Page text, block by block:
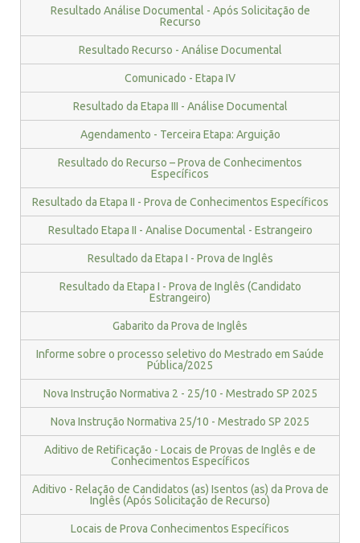
Resultado Análise Documental - Após Solicitação de
Recurso
Resultado Recurso - Análise Documental
Comunicado - Etapa IV
Resultado da Etapa III - Análise Documental
Agendamento - Terceira Etapa: Arguição
Resultado do Recurso – Prova de Conhecimentos
Específicos
Resultado da Etapa II - Prova de Conhecimentos Específicos
Resultado Etapa II - Analise Documental - Estrangeiro
Resultado da Etapa I - Prova de Inglês
Resultado da Etapa I - Prova de Inglês (Candidato
Estrangeiro)
Gabarito da Prova de Inglês
Informe sobre o processo seletivo do Mestrado em Saúde
Pública/2025
Nova Instrução Normativa 2 - 25/10 - Mestrado SP 2025
Nova Instrução Normativa 25/10 - Mestrado SP 2025
Aditivo de Retificação - Locais de Provas de Inglês e de
Conhecimentos Específicos
Aditivo - Relação de Candidatos (as) Isentos (as) da Prova de
Inglês (Após Solicitação de Recurso)
Locais de Prova Conhecimentos Específicos